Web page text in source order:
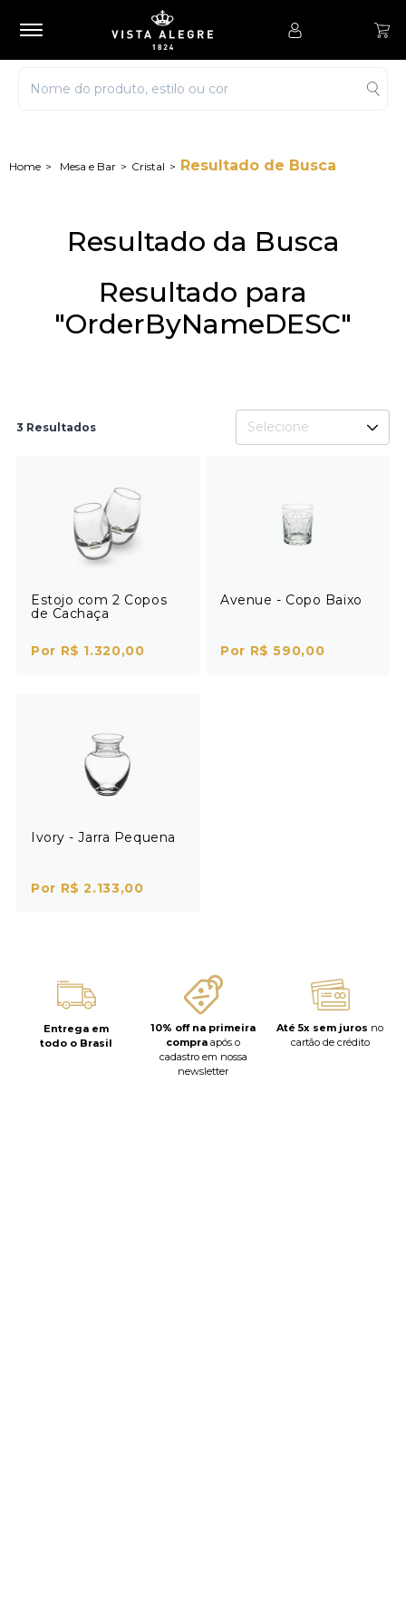
Mesa e Bar Cristal Resultado de Busca
Resultado da Busca
Resultado para
"OrderByNameDESC"
3 Resultados Selecione
Estojo com 2 Copos
de Cachaça
Por R$ 1.320,00
Avenue - Copo Baixo
Por R$ 590,00
Ivory - Jarra Pequena
Por R$ 2.133,00
Entrega em
todo o Brasil
10% off na primeira
compra após o
cadastro em nossa
newsletter
Até 5x sem juros no
cartão de crédito